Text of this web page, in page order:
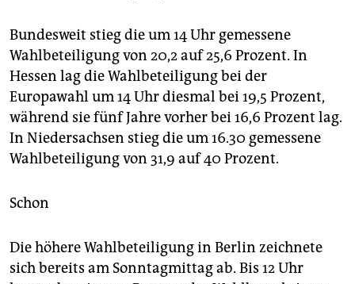
Bundesweit stieg die um 14 Uhr gemessene
Wahlbeteiligung von 20,2 auf 25,6 Prozent. In
Hessen lag die Wahlbeteiligung bei der
Europawahl um 14 Uhr diesmal bei 19,5 Prozent,
während sie fünf Jahre vorher bei 16,6 Prozent lag.
In Niedersachsen stieg die um 16.30 gemessene
Wahlbeteiligung von 31,9 auf 40 Prozent.
Schon
Die höhere Wahlbeteiligung in Berlin zeichnete
sich bereits am Sonntagmittag ab. Bis 12 Uhr